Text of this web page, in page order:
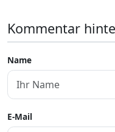
Kommentar
Name
E-Mail